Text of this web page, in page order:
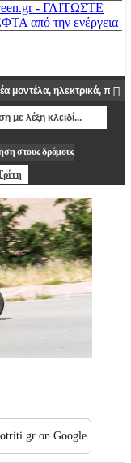
- ΓΛΙΤΩΣΤΕ
από την ενέργεια
στους δρόμους
on Google